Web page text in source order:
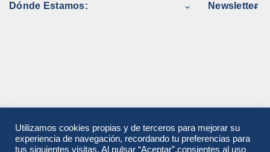
Dónde Estamos: Newsletter
Utilizamos cookies propias y de terceros para mejorar su
experiencia de navegación, recordando tu preferencias para
tus siguientes visitas. Al pulsar “Aceptar”,consientes al uso